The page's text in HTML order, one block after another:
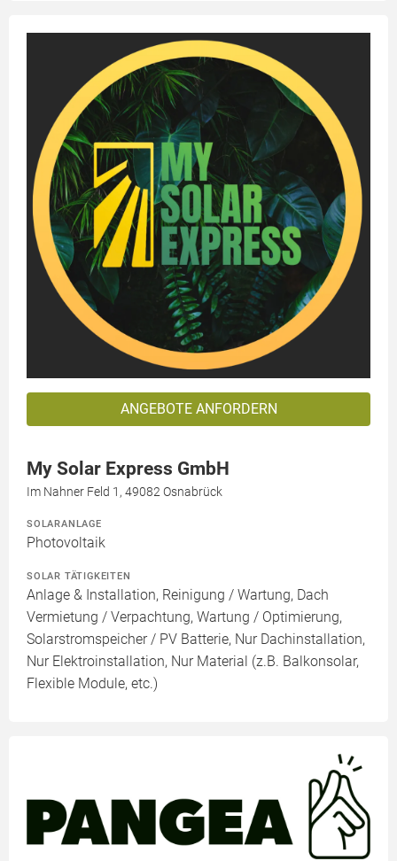
ANGEBOTE ANFORDERN
My Solar Express GmbH
Im Nahner Feld 1, 49082 Osnabrück
SOLARANLAGE
Photovoltaik
SOLAR TÄTIGKEITEN
Anlage & Installation, Reinigung / Wartung, Dach
Vermietung / Verpachtung, Wartung / Optimierung,
Solarstromspeicher / PV Batterie, Nur Dachinstallation,
Nur Elektroinstallation, Nur Material (z.B. Balkonsolar,
Flexible Module, etc.)